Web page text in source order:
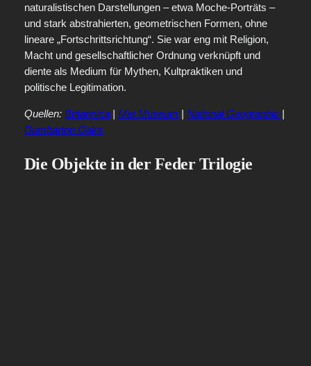
naturalistischen Darstellungen – etwa Moche‑Porträts –
und stark abstrahierten, geometrischen Formen, ohne
lineare „Fortschrittsrichtung“. Sie war eng mit Religion,
Macht und gesellschaftlicher Ordnung verknüpft und
diente als Medium für Mythen, Kultpraktiken und
politische Legitimation.
Quellen: Britannica| Met Museum National Geographic|
Dumbarton Oaks
Die Objekte in der Feder Trilogie